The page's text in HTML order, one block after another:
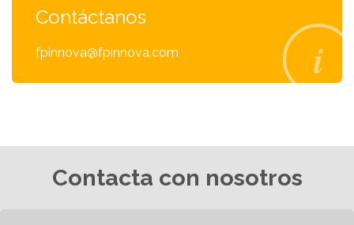
Contáctanos
fpinnova@fpinnova.com
Contacta con nosotros